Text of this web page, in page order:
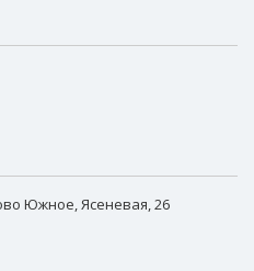
Южное, Ясеневая, 26